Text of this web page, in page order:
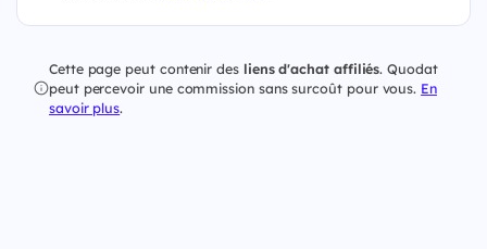
Cette page peut contenir des liens d'achat affiliés. Quodat
peut percevoir une commission sans surcoût pour vous. En
savoir plus.